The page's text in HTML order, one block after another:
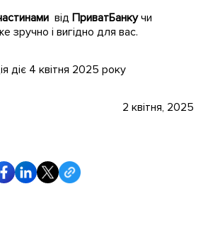
від ПриватБанкучи
зручно і вигідно для вас.
діє 4 квітня 2025 року
2 квітня, 2025